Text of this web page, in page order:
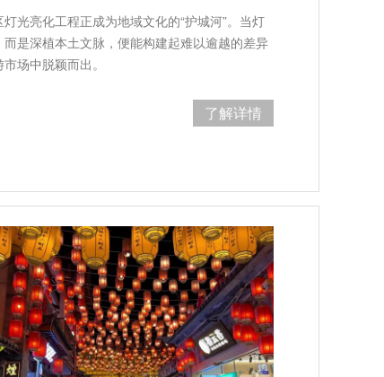
光亮化工程正成为地域文化的“护城河”。当灯
是深植本土文脉，便能构建起难以逾越的差异
场中脱颖而出。
了解详情